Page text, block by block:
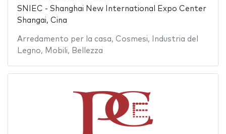
SNIEC - Shanghai New International Expo Center
Shangai, Cina
Arredamento per la casa, Cosmesi,
Industria del
Legno, Mobili, Bellezza